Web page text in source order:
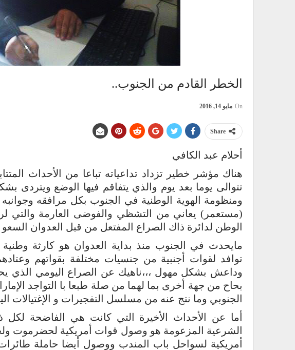
الخطر القادم من الجنوب..
On مايو 14, 2016
Share
أحلام عبد الكافي
هناك مؤشر خطير تزداد تداعياته تباعا من الأحداث
تتوالى يوما بعد يوم والذي يتفاقم فيها الوضع ويتردى
ومنظومة الهوية الوطنية في الجنوب بكل مرافقه
(مستعمر) يعاني من التشظي والفوضى العارمة والتي
الوطن لدائرة ذاك الصراع المفتعل من قبل العدوان السعو
مايحدث في الجنوب منذ بداية العدوان هو كارثة
توافد لقوات أجنبية من جنسيات مختلفة بقواتهم
وداعش بشكل مهول ،،،ناهيك عن الصراع اليومي الذي
بحاح من جهة أخرى بما لهما من صلة طبعا با التواجد
الجنوبي وما نتج عنه من مسلسل التفجيرات و الإغتيالات
أما عن الأحداث الأخيرة التي كانت هي الفاضحة لكل
الشرعية المزعومة هو وصول قوات أمريكية لحضرموت
أمريكية لسواحل باب المندب ووصول أيضا حاملة طائرات